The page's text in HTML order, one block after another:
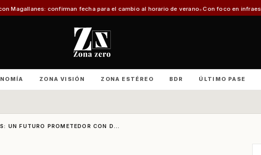
fecha para el cambio al horario de verano Con foco en infraestructura y
ZONA VISIÓN ZONA ESTÉREO BDR ÚLTIMO PASE
UN FUTURO PROMETEDOR CON D...